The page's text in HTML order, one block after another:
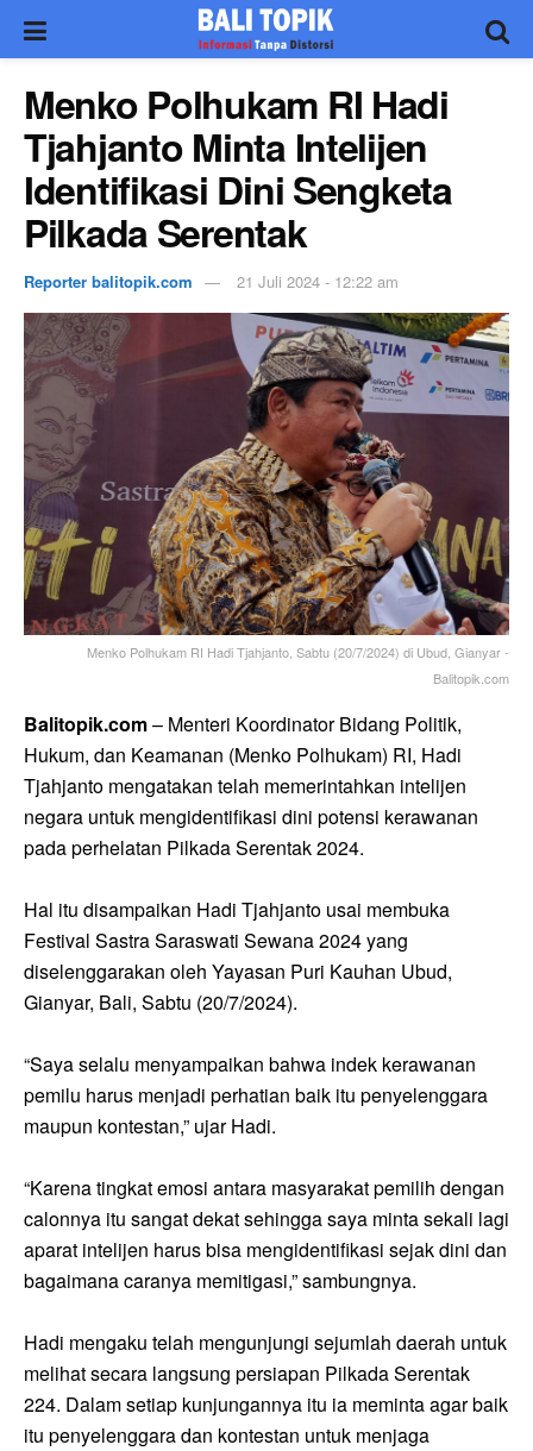
Menko Polhukam RI Hadi
Tjahjanto Minta Intelijen
Identifikasi Dini Sengketa
Pilkada Serentak
Reporter balitopik.com 21 Juli 2024 - 12:22 am
Menko Polhukam RI Hadi Tjahjanto, Sabtu (20/7/2024) di Ubud, Gianyar -
Balitopik.com
Balitopik.com– Menteri Koordinator Bidang Politik,
Hukum, dan Keamanan (Menko Polhukam) RI, Hadi
Tjahjanto mengatakan telah memerintahkan intelijen
negara untuk mengidentifikasi dini potensi kerawanan
pada perhelatan Pilkada Serentak 2024.
Hal itu disampaikan Hadi Tjahjanto usai membuka
Festival Sastra Saraswati Sewana 2024 yang
diselenggarakan oleh Yayasan Puri Kauhan Ubud,
Gianyar, Bali, Sabtu (20/7/2024).
“Saya selalu menyampaikan bahwa indek kerawanan
pemilu harus menjadi perhatian baik itu penyelenggara
maupun kontestan,” ujar Hadi.
“Karena tingkat emosi antara masyarakat pemilih dengan
calonnya itu sangat dekat sehingga saya minta sekali lagi
aparat intelijen harus bisa mengidentifikasi sejak dini dan
bagaimana caranya memitigasi,” sambungnya.
Hadi mengaku telah mengunjungi sejumlah daerah untuk
melihat secara langsung persiapan Pilkada Serentak
224. Dalam setiap kunjungannya itu ia meminta agar baik
itu penyelenggara dan kontestan untuk menjaga